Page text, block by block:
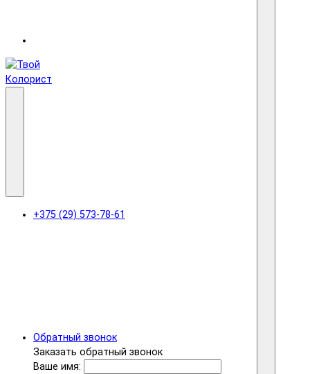
+375 (29) 573-78-61
Обратный звонок
Заказать обратный звонок
Ваше имя: